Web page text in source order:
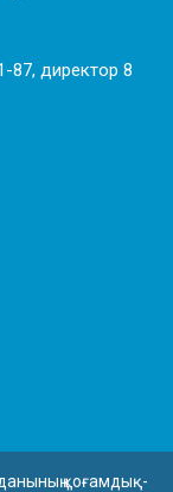
87, директор 8
қоғамдық-